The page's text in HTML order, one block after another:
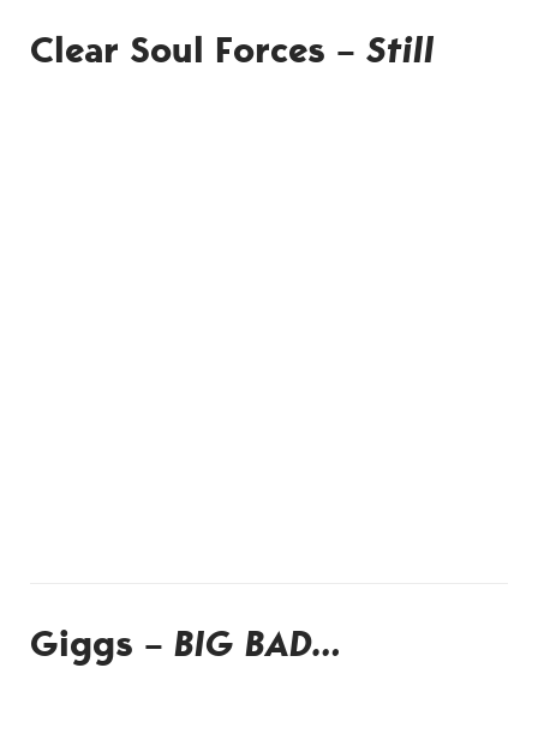
Clear Soul Forces – Still
Giggs – BIG BAD…